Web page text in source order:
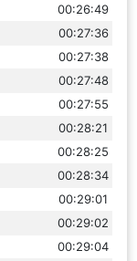
00:26:49
00:27:36
00:27:38
00:27:48
00:27:55
00:28:21
00:28:25
00:28:34
00:29:01
00:29:02
00:29:04